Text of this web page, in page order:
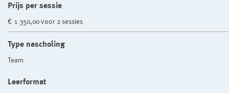
Prijs per sessie
€ 1.350,00 voor 2 sessies
Type nascholing
Team
Leerformat